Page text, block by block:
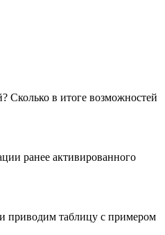
Сколько в итоге возможностей
ранее активированного
приводим таблицу с примером